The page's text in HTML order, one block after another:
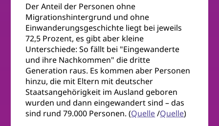
Der Anteil der Personen ohne
Migrationshintergrund und ohne
Einwanderungsgeschichte liegt bei jeweils
72,5 Prozent, es gibt aber kleine
Unterschiede: So fällt bei "Eingewanderte
und ihre Nachkommen" die dritte
Generation raus. Es kommen aber Personen
hinzu, die mit Eltern mit deutscher
Staatsangehörigkeit im Ausland geboren
wurden und dann eingewandert sind – das
sind rund 79.000 Personen. (Quelle/Quelle)